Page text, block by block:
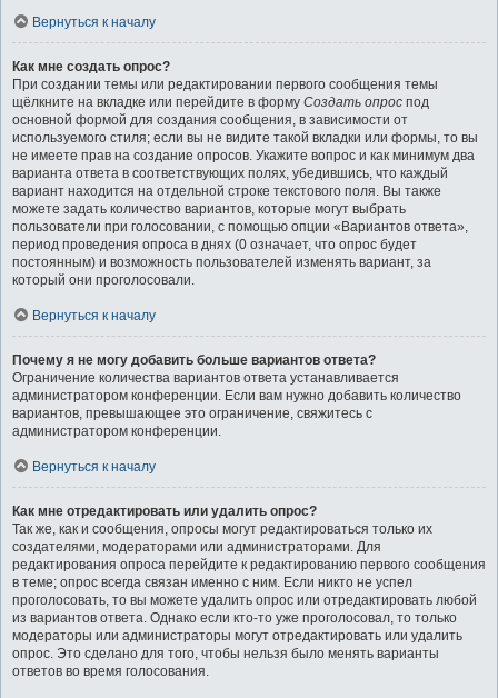
Вернуться к началу
Как мне создать опрос?
При создании темы или редактировании первого сообщения темы
щёлкните на вкладке или перейдите в форму Создать опрос под
основной формой для создания сообщения, в зависимости от
используемого стиля; если вы не видите такой вкладки или формы, то вы
не имеете прав на создание опросов. Укажите вопрос и как минимум два
варианта ответа в соответствующих полях, убедившись, что каждый
вариант находится на отдельной строке текстового поля. Вы также
можете задать количество вариантов, которые могут выбрать
пользователи при голосовании, с помощью опции «Вариантов ответа»,
период проведения опроса в днях (0 означает, что опрос будет
постоянным) и возможность пользователей изменять вариант, за
который они проголосовали.
Вернуться к началу
Почему я не могу добавить больше вариантов ответа?
Ограничение количества вариантов ответа устанавливается
администратором конференции. Если вам нужно добавить количество
вариантов, превышающее это ограничение, свяжитесь с
администратором конференции.
Вернуться к началу
Как мне отредактировать или удалить опрос?
Так же, как и сообщения, опросы могут редактироваться только их
создателями, модераторами или администраторами. Для
редактирования опроса перейдите к редактированию первого сообщения
в теме; опрос всегда связан именно с ним. Если никто не успел
проголосовать, то вы можете удалить опрос или отредактировать любой
из вариантов ответа. Однако если кто-то уже проголосовал, то только
модераторы или администраторы могут отредактировать или удалить
опрос. Это сделано для того, чтобы нельзя было менять варианты
ответов во время голосования.